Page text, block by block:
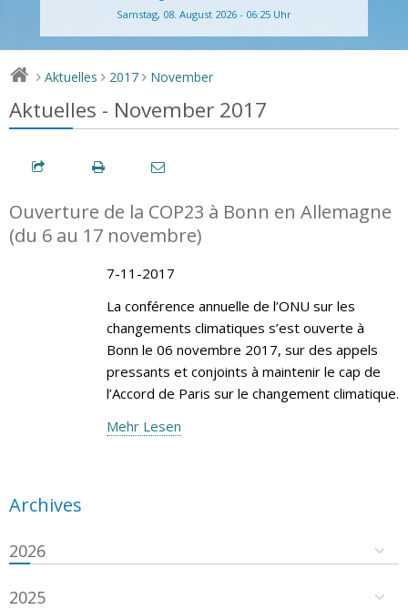
Samstag, 08. August 2026 - 06:25 Uhr
> Aktuelles > 2017 > November
Aktuelles - November 2017
Ouverture de la COP23 à Bonn en Allemagne
(du 6 au 17 novembre)
7-11-2017
La conférence annuelle de l’ONU sur les
changements climatiques s’est ouverte à
Bonn le 06 novembre 2017, sur des appels
pressants et conjoints à maintenir le cap de
l’Accord de Paris sur le changement climatique.
Mehr Lesen
Archives
2026
2025